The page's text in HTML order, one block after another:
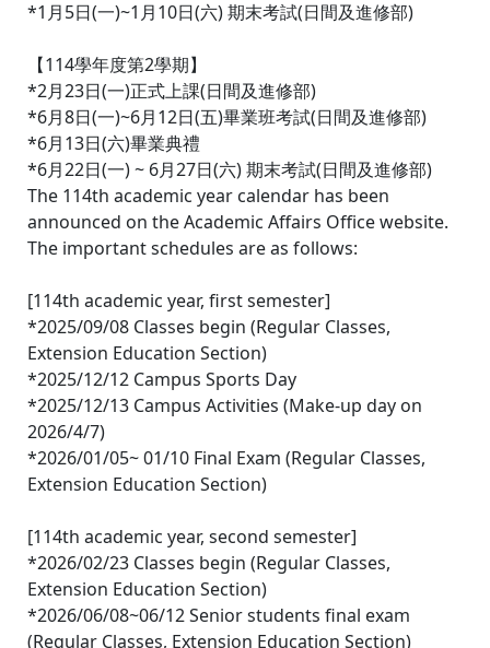
*1月5日(一)~1月10日(六) 期末考試(日間及進修部)
【114學年度第2學期】
*2月23日(一)正式上課(日間及進修部)
*6月8日(一)~6月12日(五)畢業班考試(日間及進修部)
*6月13日(六)畢業典禮
*6月22日(一) ~ 6月27日(六) 期末考試(日間及進修部)
The 114th academic year calendar has been
announced on the Academic Affairs Office website.
The important schedules are as follows:
[114th academic year, first semester]
*2025/09/08 Classes begin (Regular Classes,
Extension Education Section)
*2025/12/12 Campus Sports Day
*2025/12/13 Campus Activities (Make-up day on
2026/4/7)
*2026/01/05~ 01/10 Final Exam (Regular Classes,
Extension Education Section)
[114th academic year, second semester]
*2026/02/23 Classes begin (Regular Classes,
Extension Education Section)
*2026/06/08~06/12 Senior students final exam
(Regular Classes, Extension Education Section)